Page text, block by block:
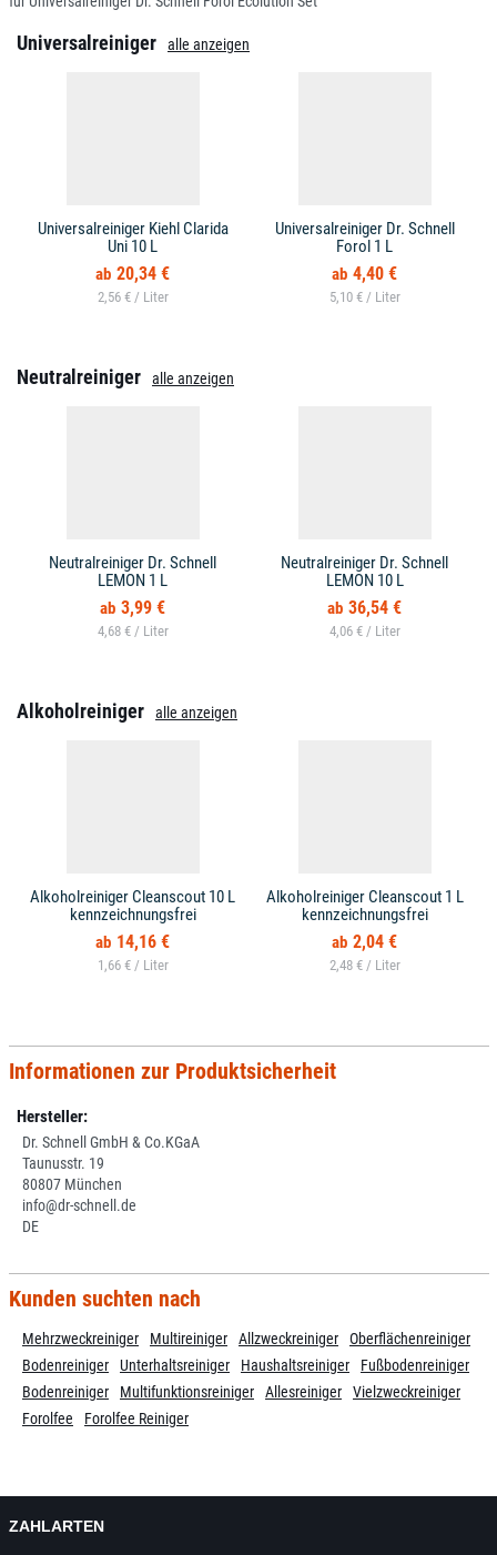
Universalreiniger alle anzeigen
Universalreiniger Kiehl Clarida
Uni 10 L
20,34 €
2,56 € /
Universalreiniger Dr. Schnell
Forol 1 L
4,40 €
5,10 € /
Neutralreiniger alle anzeigen
Neutralreiniger Dr. Schnell
LEMON 1 L
3,99 €
4,68 € /
Neutralreiniger Dr. Schnell
LEMON 10 L
36,54 €
4,06 € /
Alkoholreiniger alle anzeigen
Alkoholreiniger Cleanscout 10 L
kennzeichnungsfrei
14,16 €
1,66 € /
Alkoholreiniger Cleanscout 1 L
kennzeichnungsfrei
2,04 €
2,48 € /
Informationen zur Produktsicherheit
Hersteller:
Dr. Schnell GmbH & Co.KGaA
Taunusstr. 19
80807 München
info@dr-schnell.de
DE
Kunden suchten nach
Mehrzweckreiniger Multireiniger Allzweckreiniger
Oberflächenreiniger
Bodenreiniger
Unterhaltsreiniger Haushaltsreiniger
Fußbodenreiniger
Bodenreiniger
Multifunktionsreiniger Allesreiniger
Vielzweckreiniger
Forolfee
Forolfee Reiniger
ZAHLARTEN